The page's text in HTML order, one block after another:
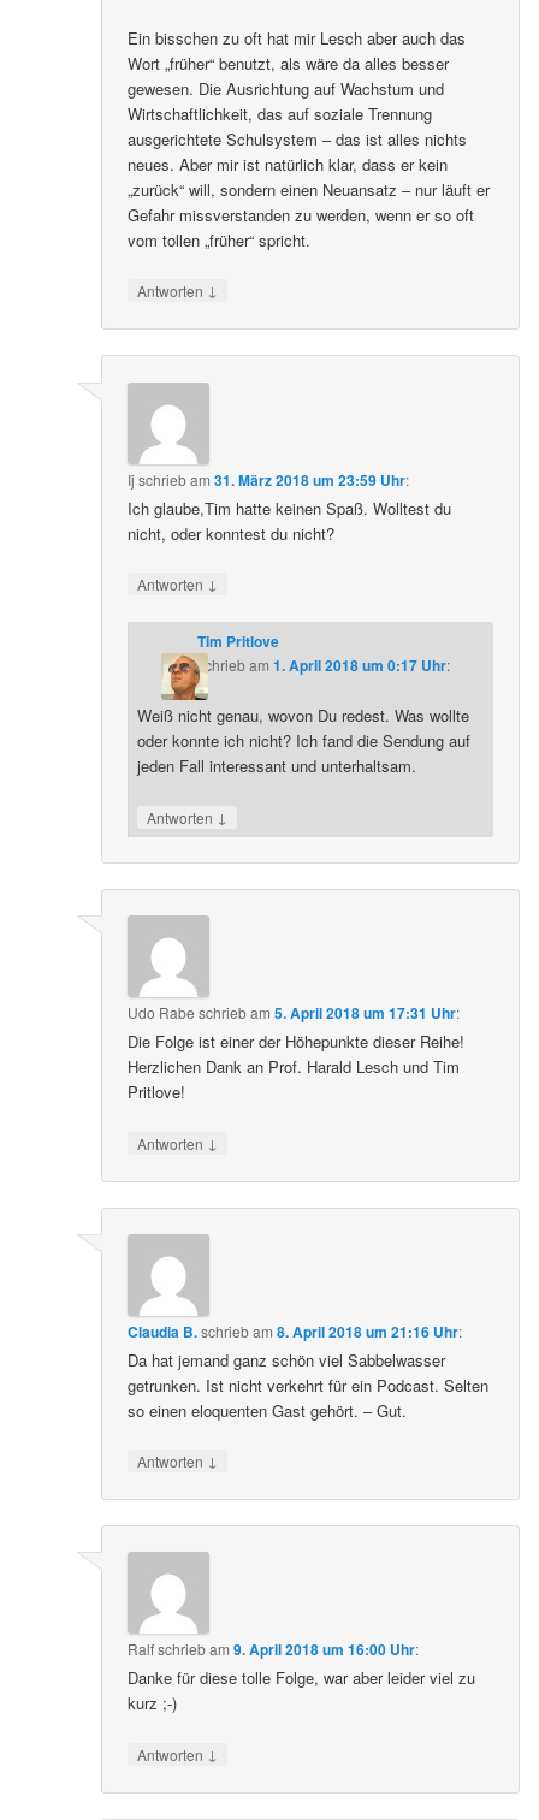
Ein bisschen zu oft hat mir Lesch aber auch das
Wort „früher“ benutzt, als wäre da alles besser
gewesen. Die Ausrichtung auf Wachstum und
Wirtschaftlichkeit, das auf soziale Trennung
ausgerichtete Schulsystem – das ist alles nichts
neues. Aber mir ist natürlich klar, dass er kein
„zurück“ will, sondern einen Neuansatz – nur läuft er
Gefahr missverstanden zu werden, wenn er so oft
vom tollen „früher“ spricht.
Antworten ↓
Ij schriebam31. März 2018 um 23:59 Uhr:
Ich glaube,Tim hatte keinen Spaß. Wolltest du
nicht, oder konntest du nicht?
Antworten ↓
Tim Pritlove
schriebam 1. April 2018 um 0:17 Uhr:
Weiß nicht genau, wovon Du redest. Was wollte
oder konnte ich nicht? Ich fand die Sendung auf
jeden Fall interessant und unterhaltsam.
Antworten ↓
Udo Rabe schriebam5. April 2018 um 17:31 Uhr:
Die Folge ist einer der Höhepunkte dieser Reihe!
Herzlichen Dank an Prof. Harald Lesch und Tim
Pritlove!
Antworten ↓
Claudia B.schriebam8. April 2018 um 21:16 Uhr:
Da hat jemand ganz schön viel Sabbelwasser
getrunken. Ist nicht verkehrt für ein Podcast. Selten
so einen eloquenten Gast gehört. – Gut.
Antworten ↓
Ralfschriebam9. April 2018 um 16:00 Uhr:
Danke für diese tolle Folge, war aber leider viel zu
kurz ;-)
Antworten ↓